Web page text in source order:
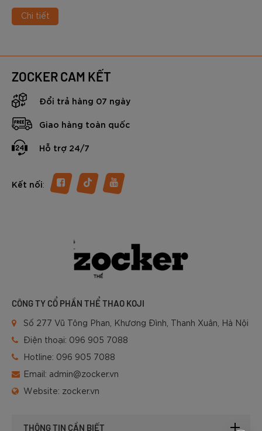
nâng cao chất lượng giấc ngủ và gia tăng khả năng chống
chịu áp lực trong cuộc sống. Vậy Chạy bộ giúp giảm stress
Chi tiết
ZOCKER CAM KẾT
Đổi trả hàng 07 ngày
Giao hàng toàn quốc
Hỗ trợ 24/7
Kết nối:
CÔNG TY CỔ PHẦN THỂ THAO KOJI
Số 277 Vũ Tông Phan, Khương Đình, Thanh Xuân, Hà Nội
Điện thoại: 096 905 7088
Hotline: 096 905 7088
Email: admin@zocker.vn
Website: zocker.vn
THÔNG TIN CẦN BIẾT